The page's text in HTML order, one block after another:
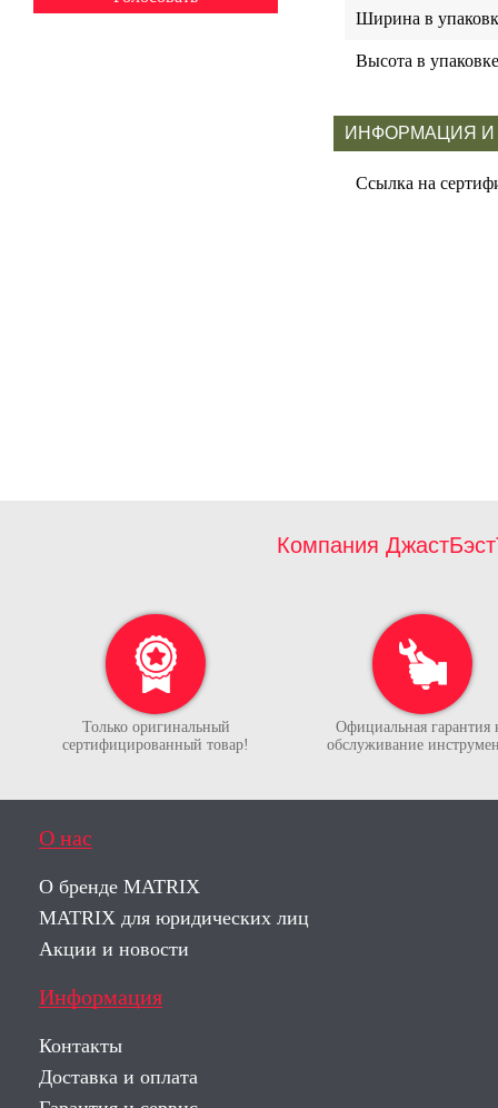
Ширина в
Высота в упаковке
ИНФОРМАЦИЯ И
Ссылка на
Компания
Только оригинальный
сертифицированный товар!
Официальная гарантия
обслуживание
О нас
О бренде MATRIX
MATRIX для юридических лиц
Акции и новости
Информация
Контакты
Доставка и оплата